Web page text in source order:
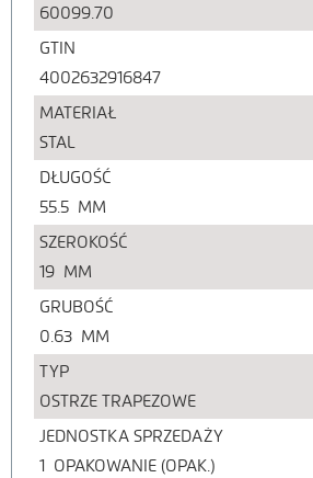
60099.70
GTIN
4002632916847
MATERIAŁ
STAL
DŁUGOŚĆ
55.5 MM
SZEROKOŚĆ
19 MM
GRUBOŚĆ
0.63 MM
TYP
OSTRZE TRAPEZOWE
JEDNOSTKA SPRZEDAŻY
1 OPAKOWANIE (OPAK.)